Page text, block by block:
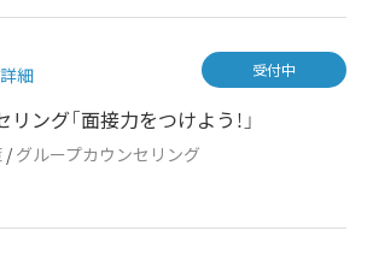
細
ング「面接力をつけよう！」
/グループカウンセリング
受付中